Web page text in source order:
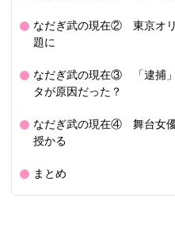
なだぎ武の現在② 東京オ
題に
なだぎ武の現在③ 「逮捕
タが原因だった？
なだぎ武の現在④ 舞台女
授かる
まとめ